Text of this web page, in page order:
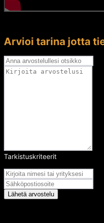
Arvioi tarina jotta
Tarkistuskriteerit
Lähetä arvostelu